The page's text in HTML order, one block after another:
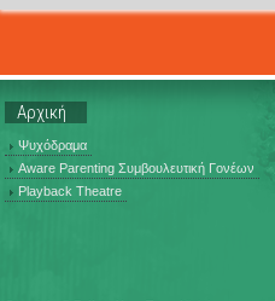
Αρχική
Ψυχόδραμα
Aware Parenting Συμβουλευτική Γονέων
Playback Theatre